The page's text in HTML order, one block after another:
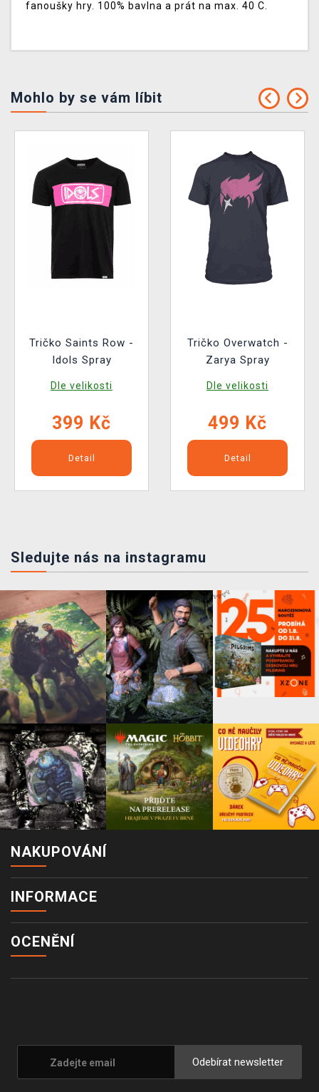
fanoušky hry. 100% bavlna a prát na max. 40 C.
Mohlo by se vám líbit
Tričko Saints Row -
Idols Spray
Dle velikosti
399 Kč
Detail
Tričko Overwatch -
Zarya Spray
Dle velikosti
499 Kč
Detail
Sledujte nás na instagramu
NAKUPOVÁNÍ
INFORMACE
OCENĚNÍ
Odebírat newsletter